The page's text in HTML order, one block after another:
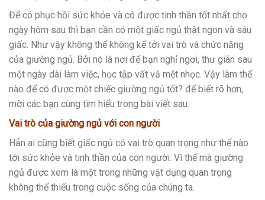
Để có phục hồi sức khỏe và có được tinh thần tốt nhất cho
ngày hôm sau thì bạn cần có một giấc ngủ thật ngon và sâu
giấc. Như vậy không thể không kể tới vai trò và chức năng
của giường ngủ. Bởi nó là nơi để bạn nghỉ ngơi, thư giãn sau
một ngày dài làm việc, học tập vất vả mệt nhọc. Vậy làm thế
nào để có được một chiếc giường ngủ tốt? để biết rõ hơn,
mời các bạn cùng tìm hiểu trong bài viết sau.
Vai trò của giường ngủ với con người
Hẳn ai cũng biết giấc ngủ có vai trò quan trọng như thế nào
tới sức khỏe và tinh thần của con người. Vì thế mà giường
ngủ được xem là một trong những vật dụng quan trọng
không thể thiếu trong cuộc sống của chúng ta.